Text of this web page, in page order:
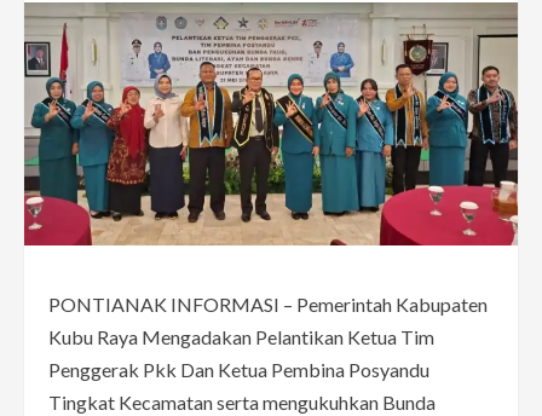
PONTIANAK INFORMASI – Pemerintah Kabupaten
Kubu Raya Mengadakan Pelantikan Ketua Tim
Penggerak Pkk Dan Ketua Pembina Posyandu
Tingkat Kecamatan serta mengukuhkan Bunda